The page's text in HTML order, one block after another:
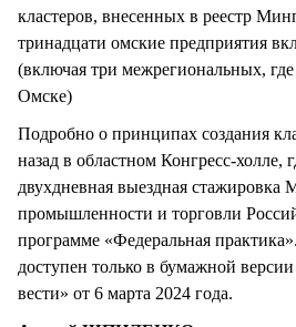
кластеров, внесенных в реестр
тринадцати омские предприятия
(включая три межрегиональных,
Омске)
Подробно о принципах создания
назад в областном Конгресс-холле,
двухдневная выездная стажировка
промышленности и торговли
программе «Федеральная
доступен только в бумажной
вести» от 6 марта 2024 года.